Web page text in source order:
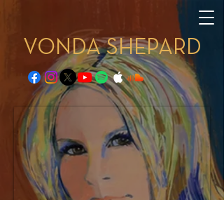
VONDA SHEPARD